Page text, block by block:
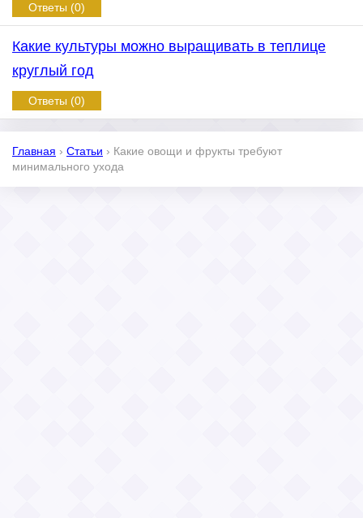
Ответы (0)
Какие культуры можно выращивать в теплице
круглый год
Ответы (0)
Главная › Статьи › Какие овощи и фрукты требуют
минимального ухода